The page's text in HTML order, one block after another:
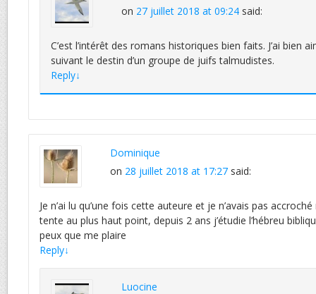
on 27 juillet 2018 at 09:24 said:
C’est l’intérêt des romans historiques bien faits. J’ai bien
suivant le destin d’un groupe de juifs talmudistes.
Reply↓
Dominique
on 28 juillet 2018 at 17:27 said:
Je n’ai lu qu’une fois cette auteure et je n’avais pas
tente au plus haut point, depuis 2 ans j’étudie l’hébreu
peux que me plaire
Reply↓
Luocine